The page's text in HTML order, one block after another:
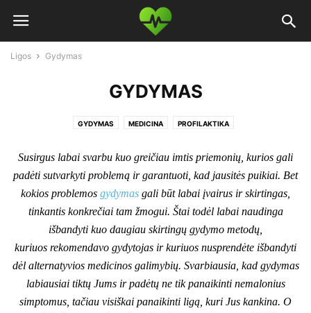
Ligos Gydymas
GYDYMAS
GYDYMAS MEDICINA PROFILAKTIKA
Susirgus labai svarbu kuo greičiau imtis priemonių, kurios gali
padėti sutvarkyti problemą ir garantuoti, kad jausitės puikiai. Bet
kokios problemos gydymas gali būt labai įvairus ir skirtingas,
tinkantis konkrečiai tam žmogui. Štai todėl labai naudinga
išbandyti kuo daugiau skirtingų gydymo metodų,
kuriuos rekomendavo gydytojas ir kuriuos nusprendėte išbandyti
dėl alternatyvios medicinos galimybių. Svarbiausia, kad gydymas
labiausiai tiktų Jums ir padėtų ne tik panaikinti nemalonius
simptomus, tačiau visiškai panaikinti ligą, kuri Jus kankina. O